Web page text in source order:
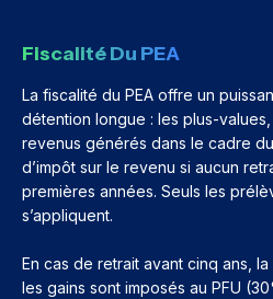
Fiscalité Du PEA
La fiscalité du PEA offre un
détention longue : les plus-
revenus générés dans le cadre
d’impôt sur le revenu si aucun
premières années. Seuls les
s’appliquent.
En cas de retrait avant cinq ans,
les gains sont imposés au PFU